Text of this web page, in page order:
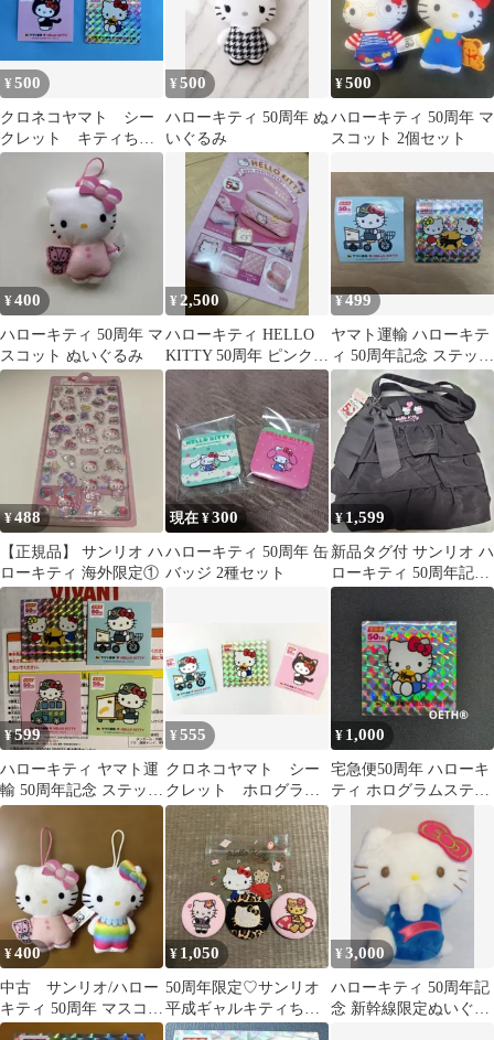
¥500
クロネコヤマト シー
クレット キティちゃ
ん シール ステッカ
ー ホログラム
¥500
ハローキティ 50周年 ぬ
いぐるみ
¥500
ハローキティ 50周年 マ
スコット 2個セット
¥400
ハローキティ 50周年 マ
スコット ぬいぐるみ
¥ 2,500
ハローキティ HELLO
KITTY 50周年 ピンク
キルトポーチ 2点セッ
¥499
ヤマト運輸 ハローキテ
ィ 50周年記念 ステッカ
ー 2枚セット
¥488
【正規品】 サンリオ ハ
ローキティ 海外限定①
現在 ¥300
ハローキティ 50周年 缶
バッジ 2種セット
¥ 1,599
新品タグ付 サンリオ ハ
ローキティ 50周年記念
フリル トート バッグ
¥599
ハローキティ ヤマト運
輸 50周年記念 ステッカ
ー 4種セット
¥555
クロネコヤマト シー
クレット ホログラ
ム キティちゃんシー
ル1枚他2枚★
¥ 1,000
宅急便50周年 ハローキ
ティ ホログラムステッ
¥400
中古 サンリオ/ハロー
キティ 50周年 マスコッ
ト 2種セット 送料込
¥ 1,050
50周年限定♡サンリオ
平成ギャルキティちゃ
ん♡Hello Kitty缶バッジ
¥3,000
ハローキティ 50周年記
念 新幹線限定ぬいぐる